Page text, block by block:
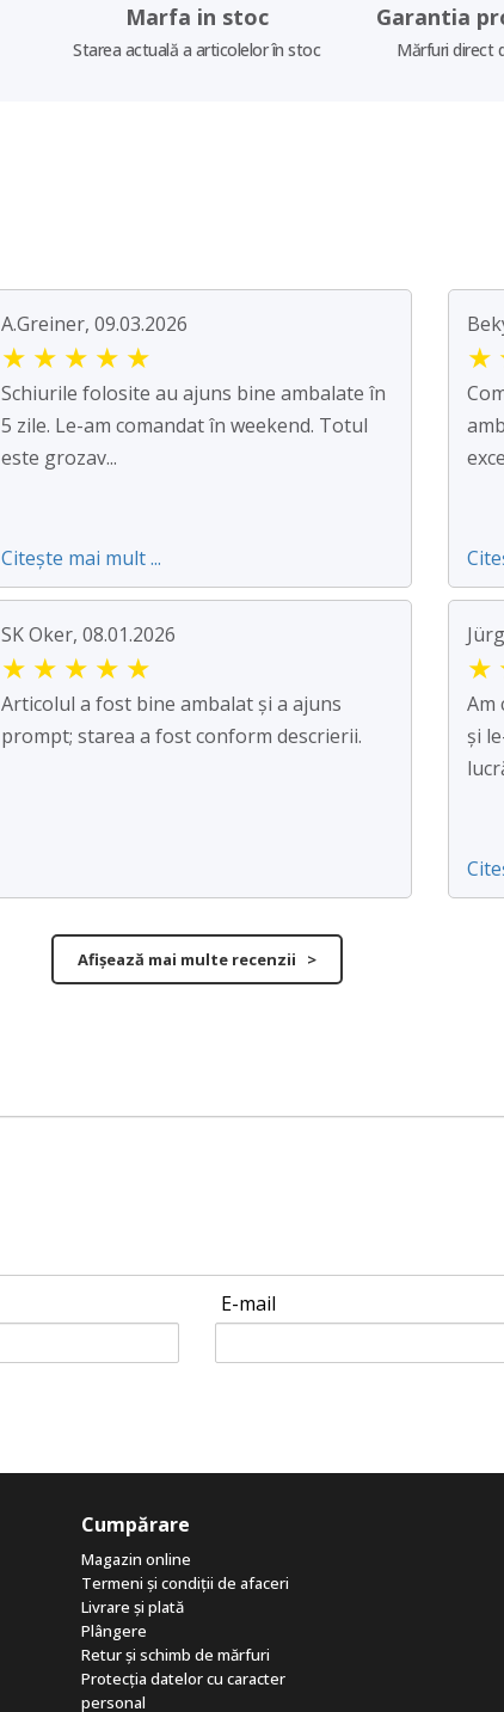
Marfa in stoc
Starea actuală a articolelor în stoc
Garantia
Mărfuri direct
A.Greiner, 09.03.2026
★ ★ ★ ★ ★
Schiurile folosite au ajuns bine ambalate în
5 zile. Le-am comandat în weekend. Totul
este grozav...
Citește mai mult ...
★
SK Oker, 08.01.2026
★ ★ ★ ★ ★
Articolul a fost bine ambalat și a ajuns
prompt; starea a fost conform descrierii.
★
Am
și
Afișează mai multe recenzii >
E-mail
Cumpărare
Magazin online
Termeni și condiții de afaceri
Livrare și plată
Plângere
Retur și schimb de mărfuri
Protecția datelor cu caracter
personal